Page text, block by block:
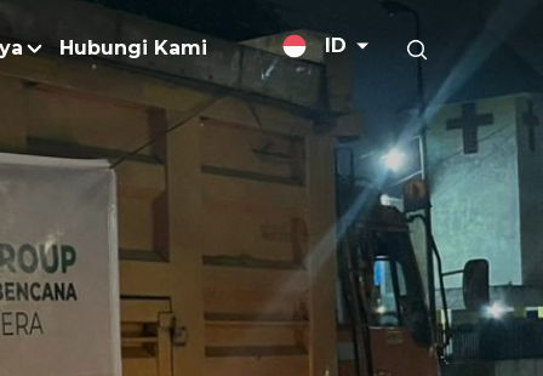
dan Pengembangan
Kebakaran
Bebas Deforestasi
Margarin / Shortening
Minyak Goreng
Minyak untuk Pengaplikasian
Perawatan Kulit
Produk Rumah Tangga
Berita
Data dan Publikasi
Hubungi Kami ID